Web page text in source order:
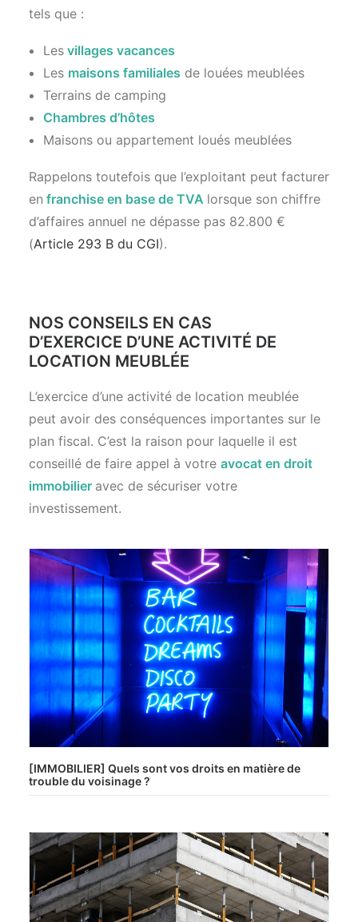
tels que :
Les villages vacances
Les maisons familiales de louées meublées
Terrains de camping
Chambres d’hôtes
Maisons ou appartement loués meublées
Rappelons toutefois que l’exploitant peut facturer
en franchise en base de TVA lorsque son chiffre
d’affaires annuel ne dépasse pas 82.800 €
(Article 293 B du CGI).
NOS CONSEILS EN CAS
D’EXERCICE D’UNE ACTIVITÉ DE
LOCATION MEUBLÉE
L’exercice d’une activité de location meublée
peut avoir des conséquences importantes sur le
plan fiscal. C’est la raison pour laquelle il est
conseillé de faire appel à votre avocat en droit
immobilier avec de sécuriser votre
investissement.
[IMMOBILIER] Quels sont vos droits en matière de
trouble du voisinage ?